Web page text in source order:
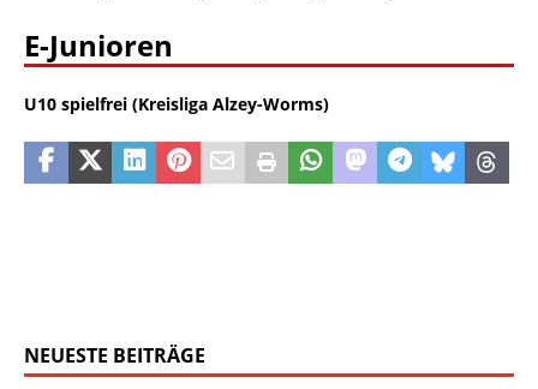
E-Junioren
U10 spielfrei (Kreisliga Alzey-Worms)
NEUESTE BEITRÄGE